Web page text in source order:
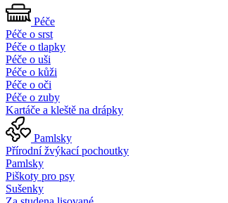
Péče
Péče o srst
Péče o tlapky
Péče o uši
Péče o kůži
Péče o oči
Péče o zuby
Kartáče a kleště na drápky
Pamlsky
Přírodní žvýkací pochoutky
Pamlsky
Piškoty pro psy
Sušenky